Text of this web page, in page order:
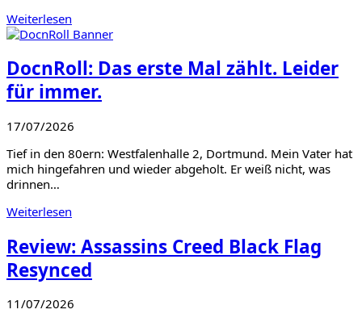
Weiterlesen
DocnRoll: Das erste Mal zählt. Leider
für immer.
17/07/2026
Tief in den 80ern: Westfalenhalle 2, Dortmund. Mein Vater hat
mich hingefahren und wieder abgeholt. Er weiß nicht, was
drinnen…
Weiterlesen
Review: Assassins Creed Black Flag
Resynced
11/07/2026